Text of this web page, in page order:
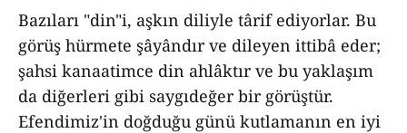
Bazıları "din"i, aşkın diliyle târif ediyorlar. Bu
görüş hürmete şâyândır ve dileyen ittibâ eder;
şahsi kanaatimce din ahlâktır ve bu yaklaşım
da diğerleri gibi saygıdeğer bir görüştür.
Efendimiz'in doğduğu günü kutlamanın en iyi